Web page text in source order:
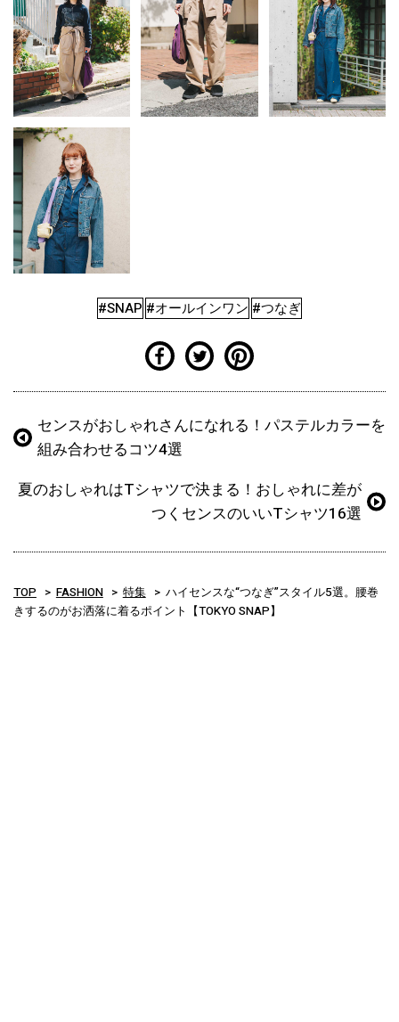
#SNAP #オールインワン #つなぎ
センスがおしゃれさんになれる！パステルカラーを
組み合わせるコツ4選
夏のおしゃれはTシャツで決まる！おしゃれに差が
つくセンスのいいTシャツ16選
TOP FASHION 特集
ハイセンスな“つなぎ”スタイル5選。腰巻
きするのがお洒落に着るポイント【TOKYO SNAP】